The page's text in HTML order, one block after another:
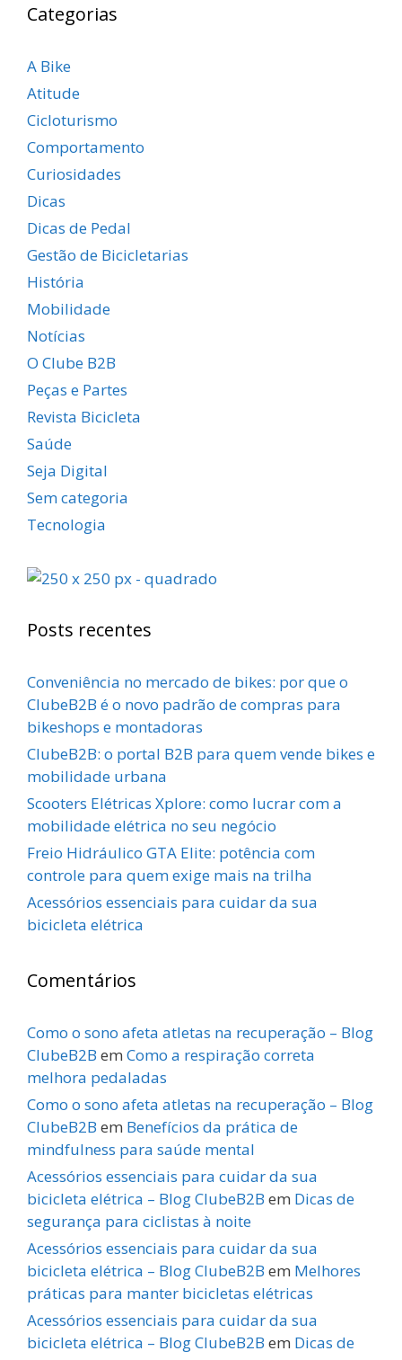
Categorias
A Bike
Atitude
Cicloturismo
Comportamento
Curiosidades
Dicas
Dicas de Pedal
Gestão de Bicicletarias
História
Mobilidade
Notícias
O Clube B2B
Peças e Partes
Revista Bicicleta
Saúde
Seja Digital
Sem categoria
Tecnologia
Posts recentes
Conveniência no mercado de bikes: por que o
ClubeB2B é o novo padrão de compras para
bikeshops e montadoras
ClubeB2B: o portal B2B para quem vende bikes e
mobilidade urbana
Scooters Elétricas Xplore: como lucrar com a
mobilidade elétrica no seu negócio
Freio Hidráulico GTA Elite: potência com
controle para quem exige mais na trilha
Acessórios essenciais para cuidar da sua
bicicleta elétrica
Comentários
Como o sono afeta atletas na recuperação – Blog
ClubeB2B em Como a respiração correta
melhora pedaladas
Como o sono afeta atletas na recuperação – Blog
ClubeB2B em Benefícios da prática de
mindfulness para saúde mental
Acessórios essenciais para cuidar da sua
bicicleta elétrica – Blog ClubeB2B em Dicas de
segurança para ciclistas à noite
Acessórios essenciais para cuidar da sua
bicicleta elétrica – Blog ClubeB2B em Melhores
práticas para manter bicicletas elétricas
Acessórios essenciais para cuidar da sua
bicicleta elétrica – Blog ClubeB2B em Dicas de